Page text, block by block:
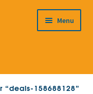
Menu
HOME
158688128”